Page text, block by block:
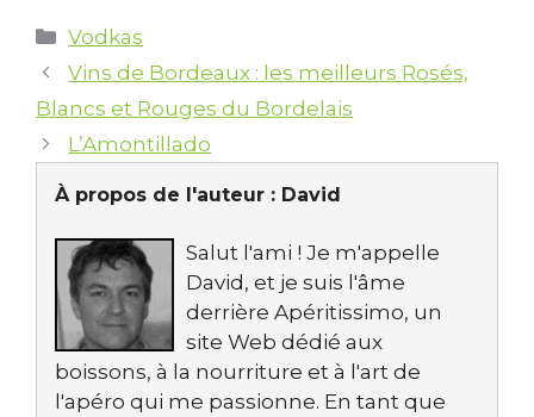
Catégories
Vodkas
Vins de Bordeaux : les meilleurs Rosés,
Blancs et Rouges du Bordelais
L’Amontillado
À propos de l'auteur : David
Salut l'ami ! Je m'appelle
David, et je suis l'âme
derrière Apéritissimo, un
site Web dédié aux
boissons, à la nourriture et à l'art de
l'apéro qui me passionne. En tant que